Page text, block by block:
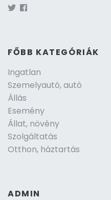
FŐBB KATEGÓRIÁK
Ingatlan
Szemelyautó, autó
Állás
Esemény
Állat, növény
Szolgáltatás
Otthon, háztartás
ADMIN